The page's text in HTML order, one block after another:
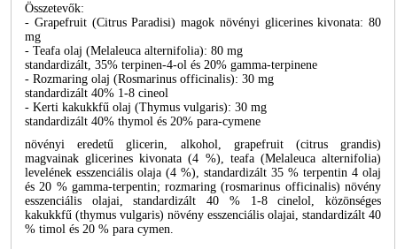
Összetevők:
- Grapefruit (Citrus Paradisi) magok növényi glicerines kivonata: 80
mg
- Teafa olaj (Melaleuca alternifolia): 80 mg
standardizált, 35% terpinen-4-ol és 20% gamma-terpinene
- Rozmaring olaj (Rosmarinus officinalis): 30 mg
standardizált 40% 1-8 cineol
- Kerti kakukkfű olaj (Thymus vulgaris): 30 mg
standardizált 40% thymol és 20% para-cymene
növényi eredetű glicerin, alkohol, grapefruit (citrus grandis)
magvainak glicerines kivonata (4 %), teafa (Melaleuca alternifolia)
levelének esszenciális olaja (4 %), standardizált 35 % terpentin 4 olaj
és 20 % gamma-terpentin; rozmaring (rosmarinus officinalis) növény
esszenciális olajai, standardizált 40 % 1-8 cinelol, közönséges
kakukkfű (thymus vulgaris) növény esszenciális olajai, standardizált 40
% timol és 20 % para cymen.